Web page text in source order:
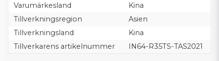
Varumärkesland
Kina
Tillverkningsregion
Asien
Tillverkningsland
Kina
Tillverkarens artikelnummer
IN64-R35TS-TAS2021